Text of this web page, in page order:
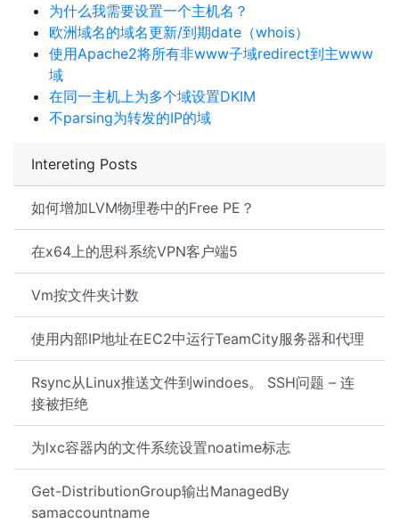
Intereting Posts
如何增加LVM物理卷中的Free PE？
在x64上的思科系统VPN客户端5
Vm按文件夹计数
使用内部IP地址在EC2中运行TeamCity服务器和代理
Rsync从Linux推送文件到windoes。 SSH问题 – 连
接被拒绝
为lxc容器内的文件系统设置noatime标志
Get-DistributionGroup输出ManagedBy
samaccountname
为什么我需要设置一个主机名？
欧洲域名的域名更新/到期date（whois）
使用Apache2将所有非www子域redirect到主www
域
在同一主机上为多个域设置DKIM
不parsing为转发的IP的域